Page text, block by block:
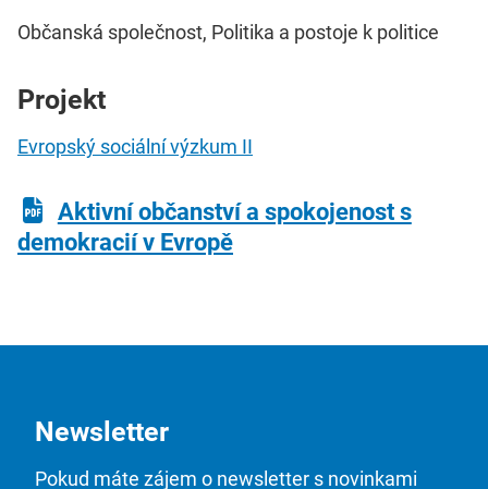
Občanská společnost, Politika a postoje k politice
Projekt
Evropský sociální výzkum II
Aktivní občanství a spokojenost s
demokracií v Evropě
Newsletter
Pokud máte zájem o newsletter s novinkami